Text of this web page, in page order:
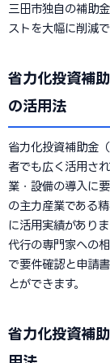
三田市独自の補助
ストを大幅に削減で
省力化投資補
の活用法
省力化投資補助金
者でも広く活用さ
業・設備の導入に
の主力産業である
に活用実績があり
代行の専門家への
で要件確認と申請
とができます。
省力化投資補